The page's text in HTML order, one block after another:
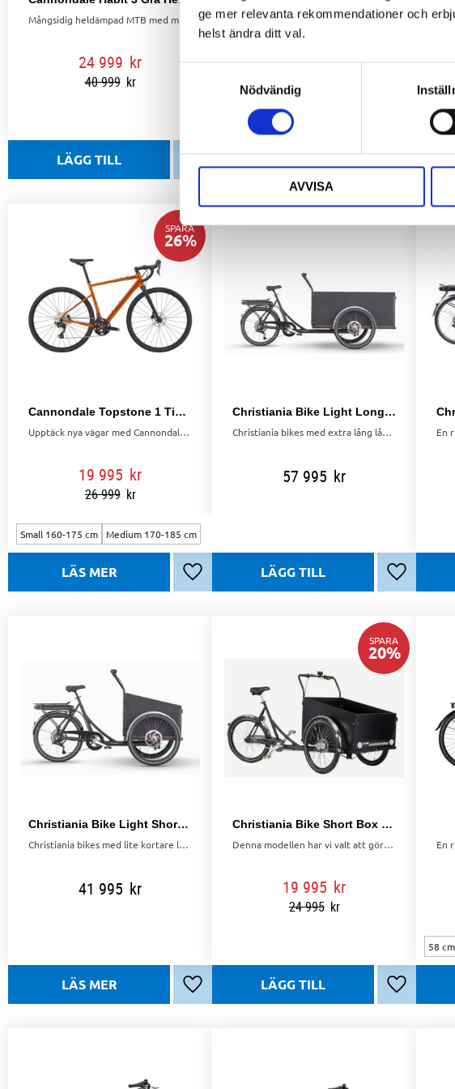
ge mer relevanta rekommendationer och
helst ändra ditt val.
Nödvändig
AVVISA
24 999 kr
40 999 kr
Lägg till i favoriter
Cannondale Habit 4 är en trail-mtb designad för mångsidig terräng, utrustad med en lätt aluminiumram, 140 mm RockShox-gaffel och Deore 12-växlar.
19 999kr
29 999
Lägg till i
Medium 162-175 cm
Cannondale Topstone 1 Tiger Eye
Upptäck nya vägar med Cannondale Topstone 1, en gravelcykel byggd för äventyr med lätt aluminiumram, kolfibergaffel och Shimano GRX drivlina
19 995 kr
26 999 kr
SPARA
26%
Lägg till i favoriter
Small 160-175 cm Medium 170-185 cm
Christiania Bike Light Longbox Förskolemodell
Christiania bikes med extra lång låda med plats för 6 st barn. Populär modell hos förskolor. Stark elmotor med batteri på hela 17,4Ah.
57 995 kr
Lägg till i
Christiania Bike Light Shortbox
Christiania bikes med lite kortare låda för t.ex hunden eller när du handlat inför veckan. Stark elmotor med batteri på hela 17,4Ah.
41 995 kr
Lägg till i favoriter
Christiania Bike Short Box 0 växlar
Denna modellen har vi valt att göra så enkel som möjligt utan att tumma på kvalitén. Bas modell, 0 växlar, 24" hjul. Lådcykel med gott om plats.
19 995 kr
24 995 kr
SPARA
20%
Lägg till i
58 cm